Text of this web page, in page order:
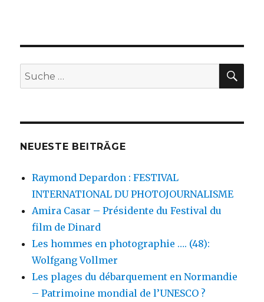
Suche
nach:
NEUESTE BEITRÄGE
Raymond Depardon : FESTIVAL
INTERNATIONAL DU PHOTOJOURNALISME
Amira Casar – Présidente du Festival du
film de Dinard
Les hommes en photographie …. (48):
Wolfgang Vollmer
Les plages du débarquement en Normandie
– Patrimoine mondial de l’UNESCO ?